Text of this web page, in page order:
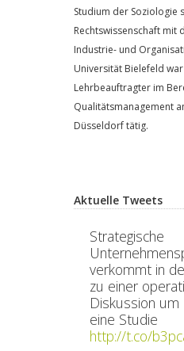
Studium der Soziologie
Rechtswissenschaft mit
Industrie- und
Universität Bielefeld
Lehrbeauftragter im
Qualitätsmanagement
Düsseldorf tätig.
Aktuelle Tweets
Strategische
verkommt in
zu einer
Diskussion
eine Studie
http://t.co/